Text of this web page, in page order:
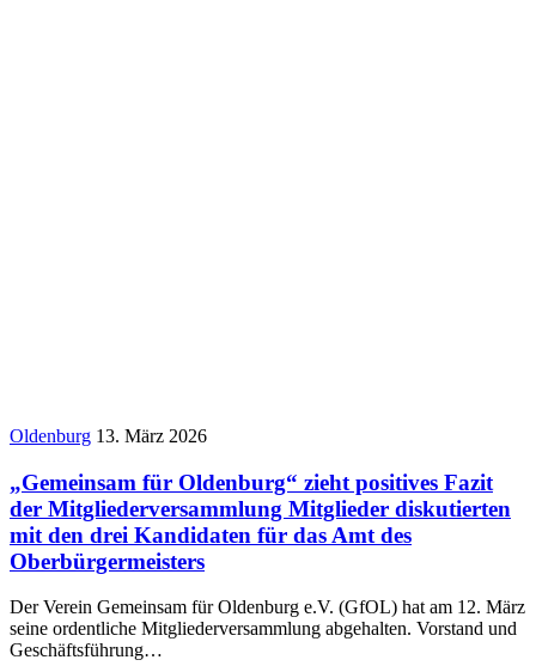
Oldenburg 13. März 2026
„Gemeinsam für Oldenburg“ zieht positives Fazit
der Mitgliederversammlung Mitglieder diskutierten
mit den drei Kandidaten für das Amt des
Oberbürgermeisters
Der Verein Gemeinsam für Oldenburg e.V. (GfOL) hat am 12. März
seine ordentliche Mitgliederversammlung abgehalten. Vorstand und
Geschäftsführung…